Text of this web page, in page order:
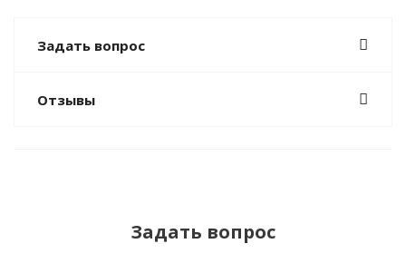
Задать вопрос
Отзывы
Задать вопрос